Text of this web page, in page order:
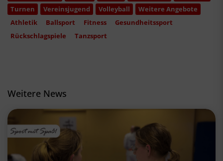
Turnen
Vereinsjugend Volleyball
Weitere Angebote
Athletik
Ballsport Fitness
Gesundheitssport
Rückschlagspiele
Tanzsport
Weitere News